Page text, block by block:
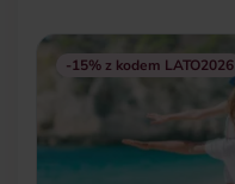
-15% z kodem LATO2026